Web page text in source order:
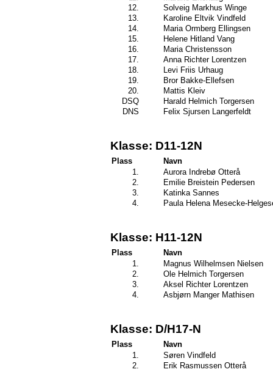
12.
Solveig Markhus Winge
13.
Karoline Eltvik Vindfeld
14.
Maria Ormberg Ellingsen
15.
Helene Hitland Vang
16.
Maria Christensson
17.
Anna Richter Lorentzen
18.
Levi Friis Urhaug
19.
Bror Bakke-Ellefsen
20.
Mattis Kleiv
DSQ
Harald Helmich Torgersen
DNS
Felix Sjursen Langerfeldt
Klasse: D11-12N
Plass
Navn
1.
Aurora Indrebø Otterå
2.
Emilie Breistein Pedersen
3.
Katinka Sannes
4.
Paula Helena Mesecke-
Klasse: H11-12N
Plass
Navn
1.
Magnus Wilhelmsen Nielsen
2.
Ole Helmich Torgersen
3.
Aksel Richter Lorentzen
4.
Asbjørn Manger Mathisen
Klasse: D/H17-N
Plass
Navn
1.
Søren Vindfeld
2.
Erik Rasmussen Otterå